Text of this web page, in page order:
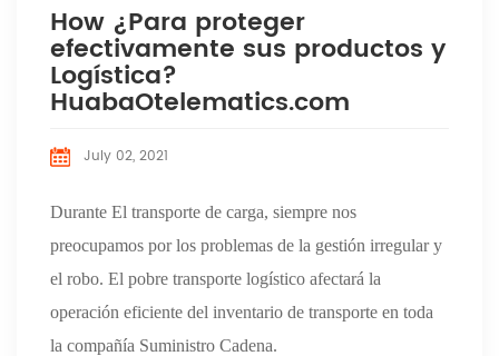
How ¿Para proteger
efectivamente sus productos y
Logística?
HuabaOtelematics.com
July 02, 2021
Durante El transporte de carga, siempre nos
preocupamos por los problemas de la gestión irregular y
el robo. El pobre transporte logístico afectará la
operación eficiente del inventario de transporte en toda
la compañía Suministro Cadena.